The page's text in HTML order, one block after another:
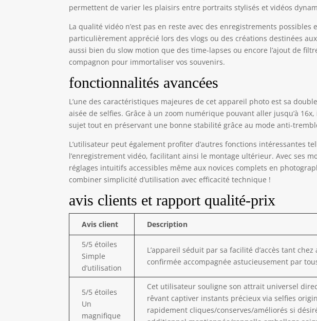
Soutenu par une équipe
pouvez profiter de votre
sérénité appareil photo
léger, cet appareil photo
matériaux de haute qualité
avec deux batteries
stockage, idéal pour les
attentionné pour les
spéciale – parfait pour
photographie
permettent de varier les plaisirs entre portraits stylisés et vidéos
La qualité vidéo n’est pas en reste avec des enregistrements
particulièrement apprécié lors des vlogs ou des créations destinées
aussi bien du slow motion que des time-lapses ou encore l’ajout de
compagnon pour immortaliser vos souvenirs.
fonctionnalités avancées
L’une des caractéristiques majeures de cet appareil photo est sa
aisée de selfies. Grâce à un zoom numérique pouvant aller jusqu’à
sujet tout en préservant une bonne stabilité grâce au mode anti-
L’utilisateur peut également profiter d’autres fonctions intéressantes
l’enregistrement vidéo, facilitant ainsi le montage ultérieur. Avec ses
réglages intuitifs accessibles même aux novices complets en
combiner simplicité d’utilisation avec efficacité technique !
avis clients et rapport qualité-prix
Avis client Description
5/5 étoiles
Simple
d’utilisation
L’appareil séduit par sa facilité d’accès tant
confirmée accompagnée astucieusement par
5/5 étoiles
Un
magnifique
Cet utilisateur souligne son attrait universel
rêvant captiver instants précieux via selfies
rapidement cliques/conserves/améliorés si